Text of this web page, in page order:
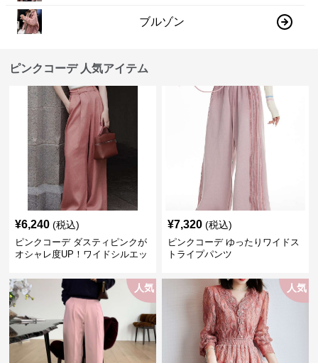
ブルゾン
ピンクコーデ 人気アイテム
¥6,240 (税込)
ピンクコーデ ダスティピンクが
オシャレ度UP！ワイドシルエッ
¥7,320 (税込)
ピンクコーデ ゆったりワイドス
トライプパンツ
人気 人気